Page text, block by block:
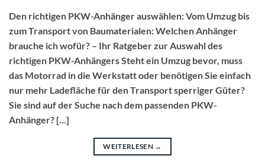
Den richtigen PKW-Anhänger auswählen: Vom Umzug bis
zum Transport von Baumaterialen: Welchen Anhänger
brauche ich wofür? – Ihr Ratgeber zur Auswahl des
richtigen PKW-Anhängers Steht ein Umzug bevor, muss
das Motorrad in die Werkstatt oder benötigen Sie einfach
nur mehr Ladefläche für den Transport sperriger Güter?
Sie sind auf der Suche nach dem passenden PKW-
Anhänger? […]
WEITERLESEN →